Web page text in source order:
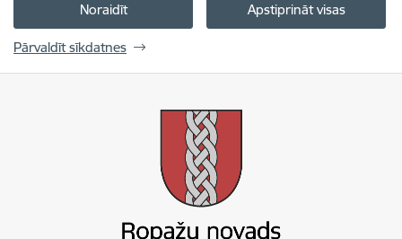
Noraidīt Apstiprināt visas
Pārvaldīt sīkdatnes